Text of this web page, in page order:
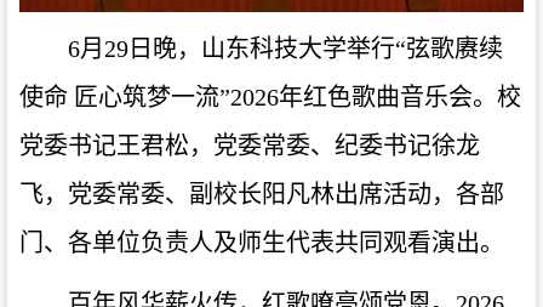
6月29日晚，山东科技大学举行“弦歌赓续
使命 匠心筑梦一流”2026年红色歌曲音乐会。校
党委书记王君松，党委常委、纪委书记徐龙
飞，党委常委、副校长阳凡林出席活动，各部
门、各单位负责人及师生代表共同观看演出。